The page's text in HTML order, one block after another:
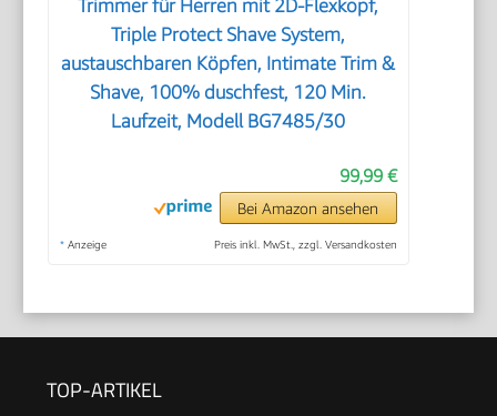
Trimmer für Herren mit 2D-Flexkopf,
Triple Protect Shave System,
austauschbaren Köpfen, Intimate Trim &
Shave, 100% duschfest, 120 Min.
Laufzeit, Modell BG7485/30
99,99 €
Bei Amazon ansehen
* Anzeige Preis inkl. MwSt., zzgl. Versandkosten
TOP-ARTIKEL